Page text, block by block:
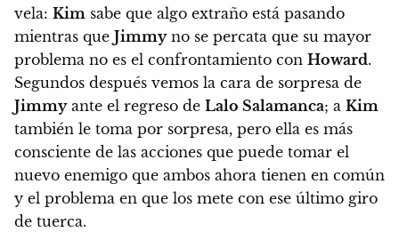
vela: Kim sabe que algo extraño está pasando
mientras que Jimmyno se percata que su mayor
problema no es el confrontamiento con Howard.
Segundos después vemos la cara de sorpresa de
Jimmyante el regreso de Lalo Salamanca; a Kim
también le toma por sorpresa, pero ella es más
consciente de las acciones que puede tomar el
nuevo enemigo que ambos ahora tienen en común
y el problema en que los mete con ese último giro
de tuerca.